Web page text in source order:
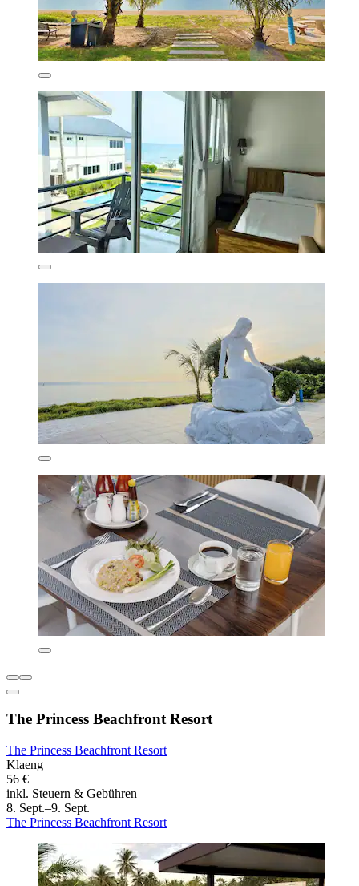
The Princess Beachfront Resort
The Princess Beachfront Resort
Klaeng
56 €
inkl. Steuern & Gebühren
8. Sept.–9. Sept.
The Princess Beachfront Resort